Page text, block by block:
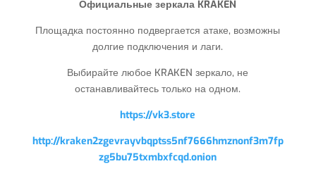
Официальные зеркала KRAKEN
Площадка постоянно подвергается атаке, возможны
долгие подключения и лаги.
Выбирайте любое KRAKEN зеркало, не
останавливайтесь только на одном.
https://vk3.store
http://kraken2zgevrayvbqptss5nf7666hmznonf3m7fp
zg5bu75txmbxfcqd.onion